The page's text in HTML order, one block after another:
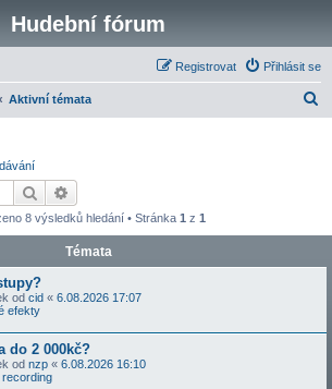
Hudební fórum
Přihlásit se
Registrovat
Aktivní témata
Hledat
8 výsledků hledání • Stránka 1 z 1
Témata
od cid « 6.08.2026 17:07
efekty
do 2 000kč?
od nzp « 6.08.2026 16:10
recording